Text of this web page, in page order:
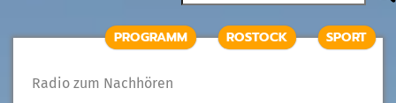
PROGRAMM ROSTOCK SPORT
Radio zum Nachhören